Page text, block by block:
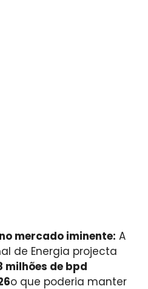
mercado iminente: A
de Energia projecta
milhões de bpd
o que poderia manter